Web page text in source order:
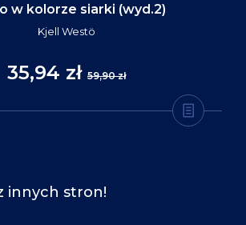
w kolorze siarki (wyd.2)
Kjell Westö
35,94 zł 59,90 zł
innych stron!